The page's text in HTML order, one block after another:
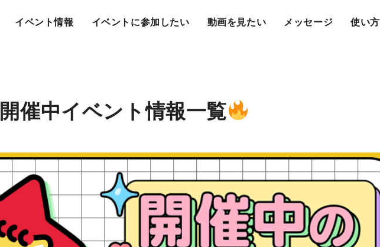
イベント情報 イベントに参加したい 動画を見たい メッセージ 使い方
開催中イベント情報一覧